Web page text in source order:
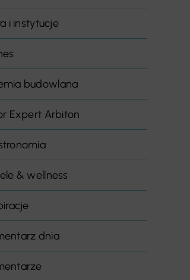
i instytucje
budowlana
Expert Arbiton
& wellness
dnia